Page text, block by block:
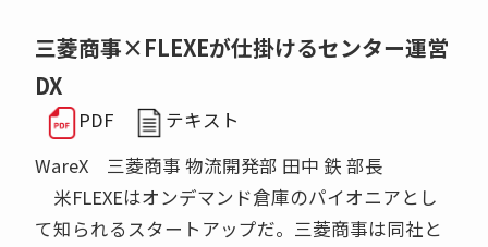
三菱商事×FLEXEが仕掛けるセンター運営
DX
PDF
テキスト
WareX 三菱商事 物流開発部 田中 鉄 部長
米FLEXEはオンデマンド倉庫のパイオニアとし
て知られるスタートアップだ。三菱商事は同社と